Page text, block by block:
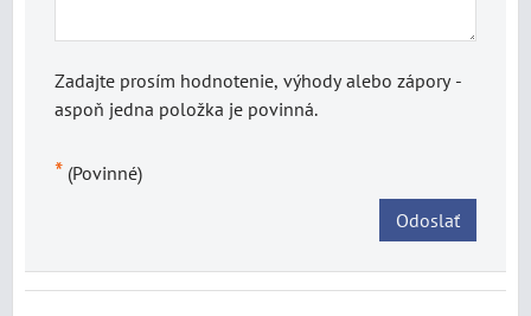
Zadajte prosím hodnotenie, výhody alebo zápory -
aspoň jedna položka je povinná.
* (Povinné)
Odoslať